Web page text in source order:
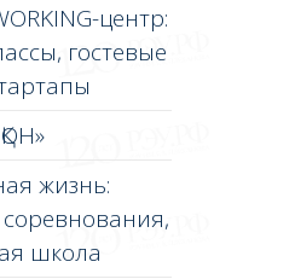
центр:
гостевые
жизнь:
школа